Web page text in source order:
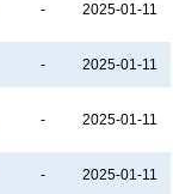
- 2025-01-11
- 2025-01-11
- 2025-01-11
- 2025-01-11